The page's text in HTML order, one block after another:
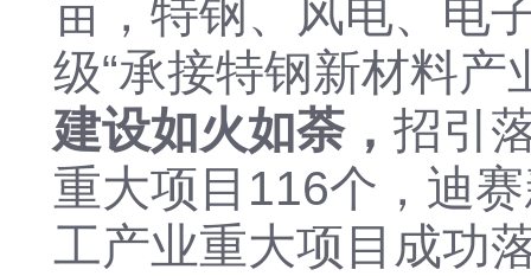
亩，特钢、风电、电
级“承接特钢新材料产
建设如火如荼， 招引
重大项目 116个，迪
工产业重大项目 成功